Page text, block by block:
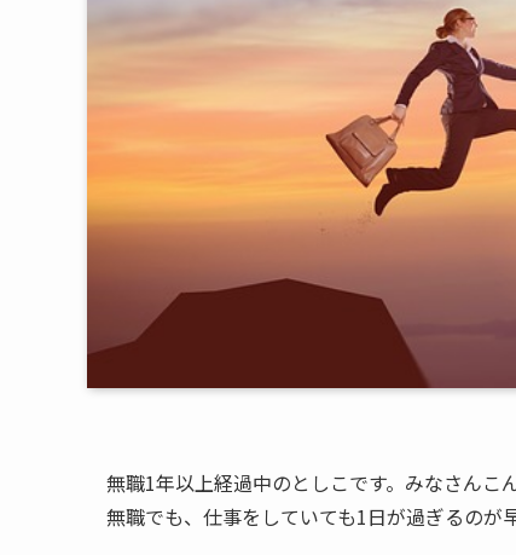
無職1年以上経過中のとしこです。みなさんこ
無職でも、仕事をしていても1日が過ぎるのが